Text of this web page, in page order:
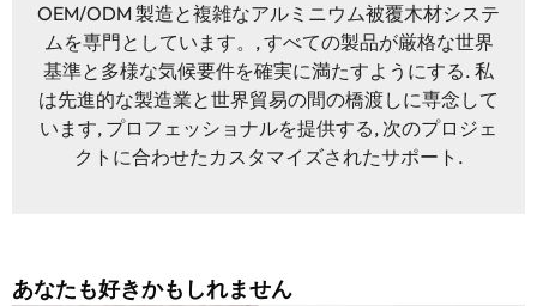
OEM/ODM 製造と複雑なアルミニウム被覆木材システ
ムを専門としています。, すべての製品が厳格な世界
基準と多様な気候要件を確実に満たすようにする. 私
は先進的な製造業と世界貿易の間の橋渡しに専念して
います, プロフェッショナルを提供する, 次のプロジェ
クトに合わせたカスタマイズされたサポート.
あなたも好きかもしれません